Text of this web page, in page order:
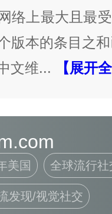
络上最大且最
版本的条目之
文维... 【展开
美国 全球流行
发现/视觉社交